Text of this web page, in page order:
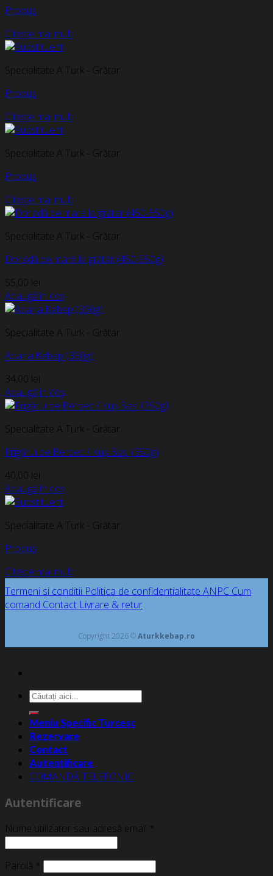
Produs
Citește mai mult
Specialitate A Turk - Grătar
Produs
Citește mai mult
Specialitate A Turk - Grătar
Produs
Citește mai mult
Specialitate A Turk - Grătar
Doradă de mare la grătar (450-550g)
55,00 lei
Adaugă în coș
Specialitate A Turk - Grătar
Adana Kebap (350g)
34,00 lei
Adaugă în coș
Specialitate A Turk - Grătar
Frigărui de Berbec / Kuș Bași (350g)
40,00 lei
Adaugă în coș
Specialitate A Turk - Grătar
Produs
Citește mai mult
Termeni si conditii Politica de confidentialitate ANPC Cum
comand Contact Livrare & retur
Copyright 2026 ©Aturkkebap.ro
Caută
după:
Meniu Specific Turcesc
Rezervare
Contact
Autentificare
COMANDĂ TELEFONIC
Autentificare
Nume utilizator sau adresă email *
Parolă *